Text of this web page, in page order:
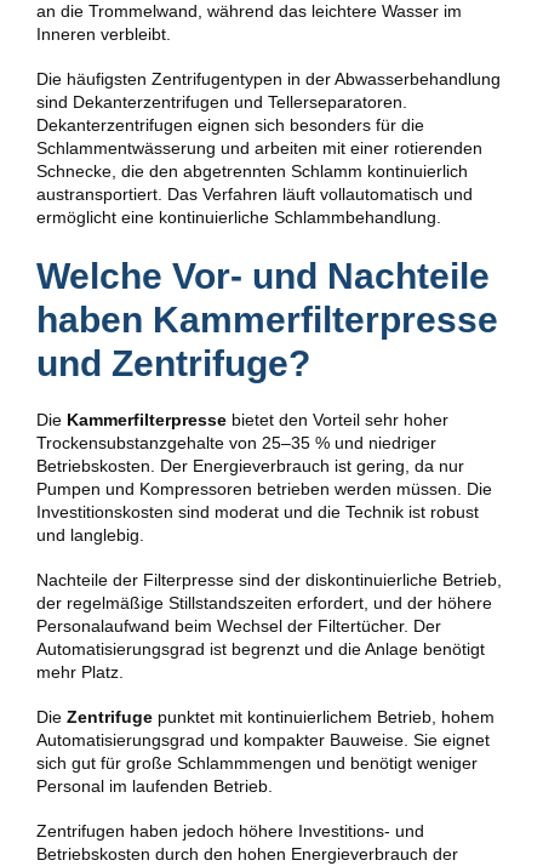
an die Trommelwand, während das leichtere Wasser im
Inneren verbleibt.
Die häufigsten Zentrifugentypen in der Abwasserbehandlung
sind Dekanterzentrifugen und Tellerseparatoren.
Dekanterzentrifugen eignen sich besonders für die
Schlammentwässerung und arbeiten mit einer rotierenden
Schnecke, die den abgetrennten Schlamm kontinuierlich
austransportiert. Das Verfahren läuft vollautomatisch und
ermöglicht eine kontinuierliche Schlammbehandlung.
Welche Vor- und Nachteile
haben Kammerfilterpresse
und Zentrifuge?
Die Kammerfilterpresse bietet den Vorteil sehr hoher
Trockensubstanzgehalte von 25–35 % und niedriger
Betriebskosten. Der Energieverbrauch ist gering, da nur
Pumpen und Kompressoren betrieben werden müssen. Die
Investitionskosten sind moderat und die Technik ist robust
und langlebig.
Nachteile der Filterpresse sind der diskontinuierliche Betrieb,
der regelmäßige Stillstandszeiten erfordert, und der höhere
Personalaufwand beim Wechsel der Filtertücher. Der
Automatisierungsgrad ist begrenzt und die Anlage benötigt
mehr Platz.
Die Zentrifuge punktet mit kontinuierlichem Betrieb, hohem
Automatisierungsgrad und kompakter Bauweise. Sie eignet
sich gut für große Schlammmengen und benötigt weniger
Personal im laufenden Betrieb.
Zentrifugen haben jedoch höhere Investitions- und
Betriebskosten durch den hohen Energieverbrauch der